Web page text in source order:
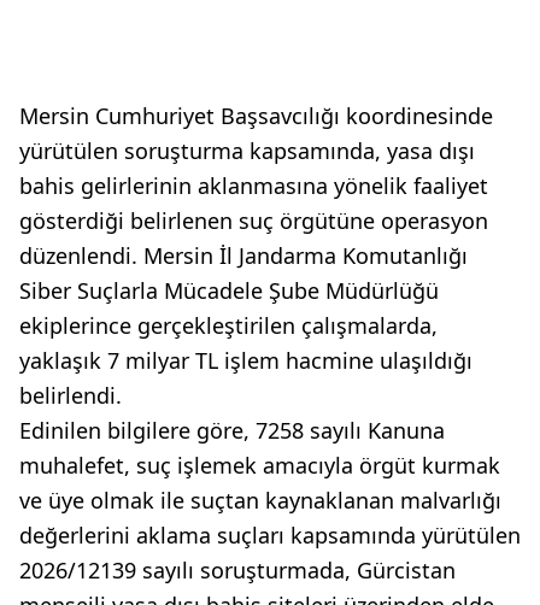
Mersin Cumhuriyet Başsavcılığı koordinesinde
yürütülen soruşturma kapsamında, yasa dışı
bahis gelirlerinin aklanmasına yönelik faaliyet
gösterdiği belirlenen suç örgütüne operasyon
düzenlendi. Mersin İl Jandarma Komutanlığı
Siber Suçlarla Mücadele Şube Müdürlüğü
ekiplerince gerçekleştirilen çalışmalarda,
yaklaşık 7 milyar TL işlem hacmine ulaşıldığı
belirlendi.
Edinilen bilgilere göre, 7258 sayılı Kanuna
muhalefet, suç işlemek amacıyla örgüt kurmak
ve üye olmak ile suçtan kaynaklanan malvarlığı
değerlerini aklama suçları kapsamında yürütülen
2026/12139 sayılı soruşturmada, Gürcistan